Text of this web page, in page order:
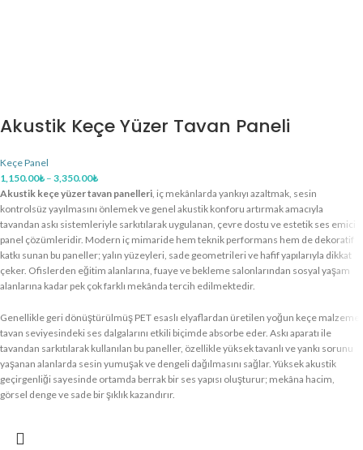
Akustik Keçe Yüzer Tavan Paneli
Keçe Panel
1,150.00₺ – 3,350.00₺
Akustik keçe yüzer tavan panelleri, iç mekânlarda yankıyı azaltmak, sesin
kontrolsüz yayılmasını önlemek ve genel akustik konforu artırmak amacıyla
tavandan askı sistemleriyle sarkıtılarak uygulanan, çevre dostu ve estetik ses emici
panel çözümleridir. Modern iç mimaride hem teknik performans hem de dekoratif
katkı sunan bu paneller; yalın yüzeyleri, sade geometrileri ve hafif yapılarıyla dikkat
çeker. Ofislerden eğitim alanlarına, fuaye ve bekleme salonlarından sosyal yaşam
alanlarına kadar pek çok farklı mekânda tercih edilmektedir.
Genellikle geri dönüştürülmüş PET esaslı elyaflardan üretilen yoğun keçe malzeme,
tavan seviyesindeki ses dalgalarını etkili biçimde absorbe eder. Askı aparatı ile
tavandan sarkıtılarak kullanılan bu paneller, özellikle yüksek tavanlı ve yankı sorunu
yaşanan alanlarda sesin yumuşak ve dengeli dağılmasını sağlar. Yüksek akustik
geçirgenliği sayesinde ortamda berrak bir ses yapısı oluşturur; mekâna hacim,
görsel denge ve sade bir şıklık kazandırır.